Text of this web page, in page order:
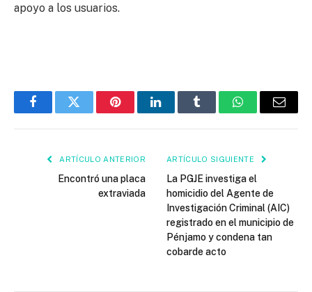
apoyo a los usuarios.
FacebookTwitter PinterestLinkedInTumblr WhatsAppEmail
ARTÍCULO ANTERIOR
Encontró una placa
extraviada
ARTÍCULO SIGUIENTE
La PGJE investiga el
homicidio del Agente de
Investigación Criminal (AIC)
registrado en el municipio de
Pénjamo y condena tan
cobarde acto